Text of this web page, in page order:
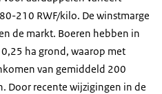
210 RWF/kilo. De winstmarge
de markt. Boeren hebben in
ha grond, waarop met
van gemiddeld 200
Door recente wijzigingen in de